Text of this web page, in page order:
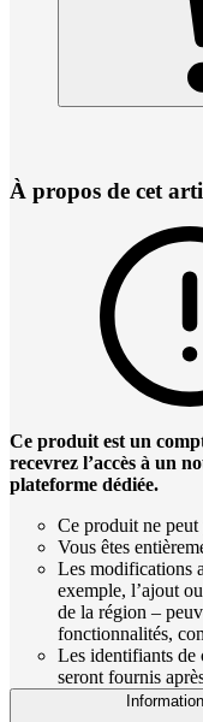
À propos de cet
Ce produit est un
recevrez l’accès à un
plateforme dédiée.
Ce produit ne peut
Vous êtes
Les modifications
exemple, l’ajout
de la région –
fonctionnalités,
Les identifiants de
seront fournis